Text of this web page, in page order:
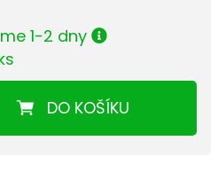
1-2 dny
DO KOŠÍKU